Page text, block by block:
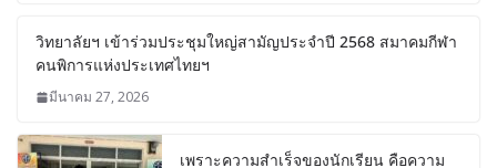
วิทยาลัยฯ เข้าร่วมประชุมใหญ่สามัญประจำปี 2568 สมาคมกีฬา
คนพิการแห่งประเทศไทยฯ
มีนาคม 27, 2026
เพราะความสำเร็จของนักเรียน คือความ